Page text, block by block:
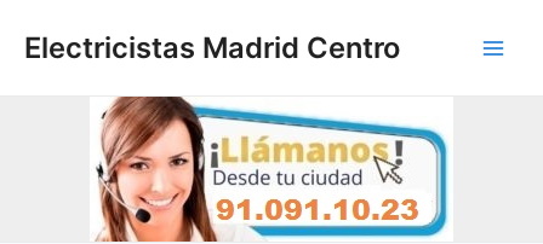
Electricistas Madrid Centro